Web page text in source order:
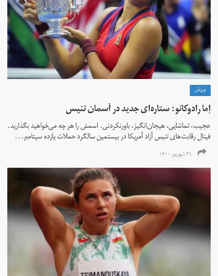
ورزش
اِما رادوکانو: ستاره‌ای جدید در آسمان تنیس
عجیب، تماشایی، هیجان‌انگیز، باورنکردنی. اسمش را هر چه می‌خواهید بگذارید.
فینال رقابت‌های تنیس آزاد آمریکا در بیستمین سالگرد حملات یازده سپتامبر...
۲۱ شهریور ۱۴۰۰